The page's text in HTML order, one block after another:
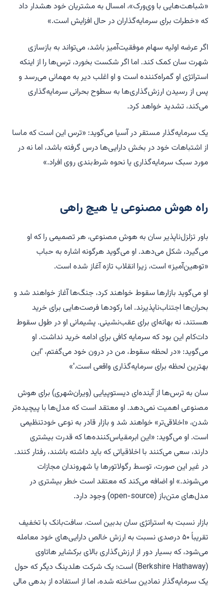
«شباهت‌هایی با وی‌ورک»، امسال به مشتریان خود هشدار داد
که «خطرات برای سرمایه‌گذاران در حال افزایش است.»
اگر عرضه اولیه سهام موفقیت‌آمیز باشد، می‌تواند به بازسازی
شهرت سان کمک کند. اما اگر شکست بخورد، ترس‌ها را از اینکه
استراتژی او گمراه‌کننده است و او اغلب دیر به مهمانی می‌رسد و
پس از رسیدن ارزش‌گذاری‌ها به سطوح بحرانی سرمایه‌گذاری
می‌کند، تشدید خواهد کرد.
یک سرمایه‌گذار مستقر در آسیا می‌گوید: «ترس این است که ماسا
از اشتباهات خود در بخش دارایی‌ها درس گرفته باشد، اما نه در
مورد سبک سرمایه‌گذاری یا نحوه شرط‌بندی روی افراد.»
راه هوش مصنوعی یا هیچ راهی
باور تزلزل‌ناپذیر سان به هوش مصنوعی، هر تصمیمی را که او
می‌گیرد، شکل می‌دهد. او می‌گوید هرگونه اشاره به حباب
«توهین‌آمیز» است، زیرا انقلاب تازه آغاز شده است.
او می‌گوید بازارها سقوط خواهند کرد، جنگ‌ها آغاز خواهند شد و
بحران‌ها اجتناب‌ناپذیرند. اما رکودها فرصت‌هایی برای خرید
هستند، نه بهانه‌ای برای عقب‌نشینی. پشیمانی او در طول سقوط
دات‌کام این بود که سرمایه کافی برای ادامه خرید نداشت. او
می‌گوید: «در لحظه سقوط، من در درون خود می‌گفتم، 'این
بهترین لحظه برای سرمایه‌گذاری واقعی است.'»
سان به ترس‌ها از آینده‌ای دیستوپیایی (ویران‌شهری) برای هوش
مصنوعی اهمیت نمی‌دهد. او معتقد است که مدل‌ها با پیچیده‌تر
شدن، «اخلاقی‌تر» خواهند شد و بازار قادر به نوعی خودتنظیمی
است. او می‌گوید: «این ابرمقیاس‌کننده‌ها که قدرت بیشتری
دارند، سعی می‌کنند با اخلاقیاتی که باید داشته باشند، رفتار کنند.
در غیر این صورت، توسط رگولاتورها یا شهروندان مجازات
می‌شوند.» او اضافه می‌کند که معتقد است خطر بیشتری در
مدل‌های متن‌باز (open-source) وجود دارد.
بازار نسبت به استراتژی سان بدبین است. سافت‌بانک با تخفیف
تقریباً ۵۰ درصدی نسبت به ارزش خالص دارایی‌های خود معامله
می‌شود، که بسیار دور از ارزش‌گذاری بالای برکشایر هاتاوی
(Berkshire Hathaway) است؛ یک شرکت هلدینگ دیگر که حول
یک سرمایه‌گذار نمادین ساخته شده، اما از استفاده از بدهی مالی